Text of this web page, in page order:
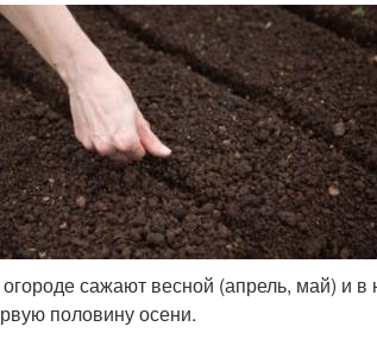
сажают весной (апрель, май) и в
половину осени.